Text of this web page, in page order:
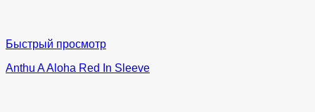
Быстрый просмотр
Anthu A Aloha Red In Sleeve